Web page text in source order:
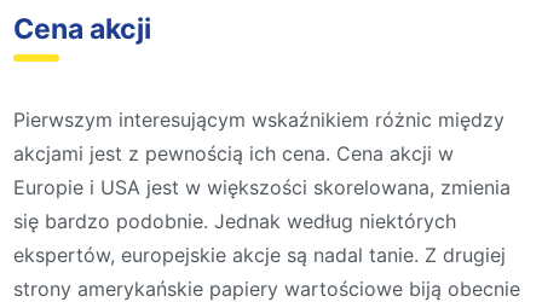
Cena akcji
Pierwszym interesującym wskaźnikiem różnic między
akcjami jest z pewnością ich cena. Cena akcji w
Europie i USA jest w większości skorelowana, zmienia
się bardzo podobnie. Jednak według niektórych
ekspertów, europejskie akcje są nadal tanie. Z drugiej
strony amerykańskie papiery wartościowe biją obecnie